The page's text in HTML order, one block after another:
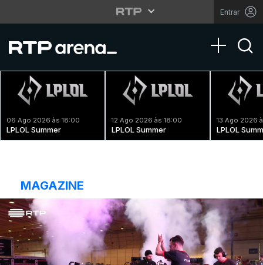
Entrar
Toggle
06 Ago 2026 às 18:00
LPLOL Summer
12 Ago 2026 às 18:00
LPLOL Summer
13 Ago 2026
LPLOL
MAGAZINE